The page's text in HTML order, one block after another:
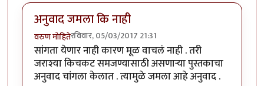
अनुवाद जमला कि नाही
वरुण मोहितेरविवार, 05/03/2017 21:31
सांगता येणार नाही कारण मूळ वाचलं नाही . तरी
जराश्या किचकट समजण्यासाठी असणाऱ्या पुस्तकाचा
अनुवाद चांगला केलात . त्यामुळे जमला आहे अनुवाद .